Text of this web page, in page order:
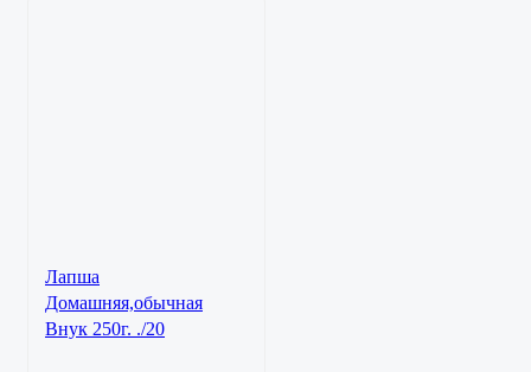
Лапша
Домашняя,обычная
Внук 250г. ./20